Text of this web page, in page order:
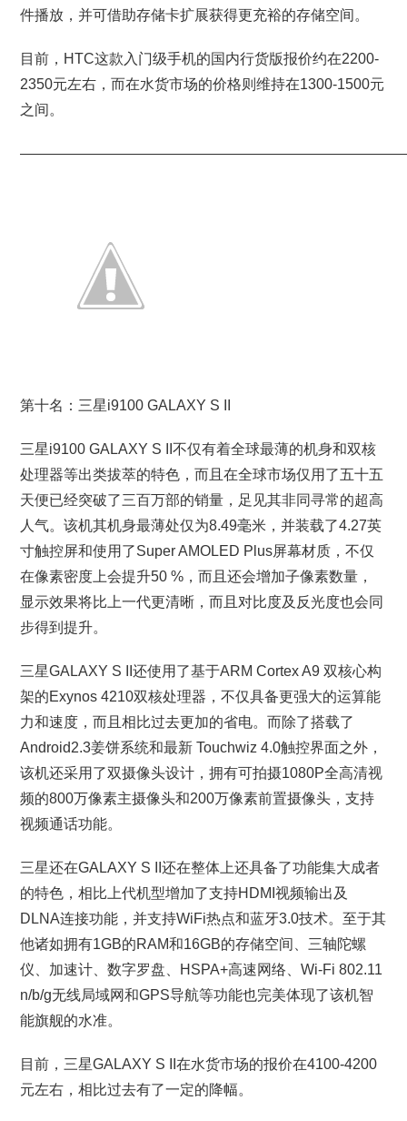
件播放，并可借助存储卡扩展获得更充裕的存储空间。
目前，HTC这款入门级手机的国内行货版报价约在2200-
2350元左右，而在水货市场的价格则维持在1300-1500元
之间。
第十名：三星i9100 GALAXY S II
三星i9100 GALAXY S II不仅有着全球最薄的机身和双核
处理器等出类拔萃的特色，而且在全球市场仅用了五十五
天便已经突破了三百万部的销量，足见其非同寻常的超高
人气。该机其机身最薄处仅为8.49毫米，并装载了4.27英
寸触控屏和使用了Super AMOLED Plus屏幕材质，不仅
在像素密度上会提升50 %，而且还会增加子像素数量，
显示效果将比上一代更清晰，而且对比度及反光度也会同
步得到提升。
三星GALAXY S II还使用了基于ARM Cortex A9 双核心构
架的Exynos 4210双核处理器，不仅具备更强大的运算能
力和速度，而且相比过去更加的省电。而除了搭载了
Android2.3姜饼系统和最新 Touchwiz 4.0触控界面之外，
该机还采用了双摄像头设计，拥有可拍摄1080P全高清视
频的800万像素主摄像头和200万像素前置摄像头，支持
视频通话功能。
三星还在GALAXY S II还在整体上还具备了功能集大成者
的特色，相比上代机型增加了支持HDMI视频输出及
DLNA连接功能，并支持WiFi热点和蓝牙3.0技术。至于其
他诸如拥有1GB的RAM和16GB的存储空间、三轴陀螺
仪、加速计、数字罗盘、HSPA+高速网络、Wi-Fi 802.11
n/b/g无线局域网和GPS导航等功能也完美体现了该机智
能旗舰的水准。
目前，三星GALAXY S II在水货市场的报价在4100-4200
元左右，相比过去有了一定的降幅。